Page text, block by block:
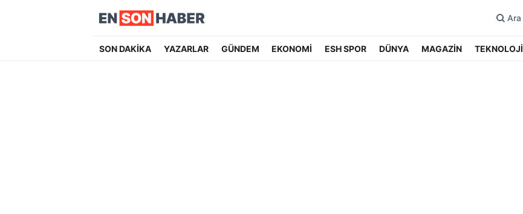
Ara
SON DAKİKA YAZARLAR GÜNDEM EKONOMİ ESH SPOR DÜNYA MAGAZİN TEKNOLOJİ